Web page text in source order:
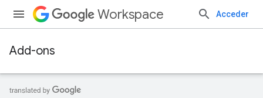
Workspace Acceder
Add-ons